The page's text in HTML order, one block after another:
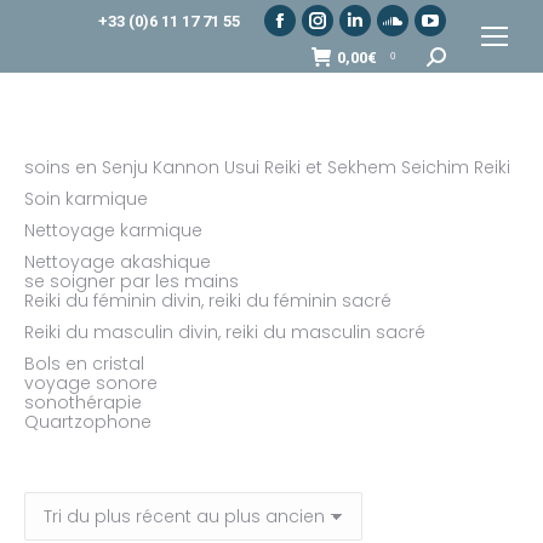
+33 (0)6 11 17 71 55
Facebook
page
new
Instagram
page
new
LinkedIn
page
new
SoundCloud
page
new
YouTube
page
new
0,00€ 0
Recherche
:
soins en Senju Kannon Usui Reiki et Sekhem Seichim Reiki
Soin karmique
Nettoyage karmique
Nettoyage akashique
se soigner par les mains
Reiki du féminin divin, reiki du féminin sacré
Reiki du masculin divin, reiki du masculin sacré
Bols en cristal
voyage sonore
sonothérapie
Quartzophone